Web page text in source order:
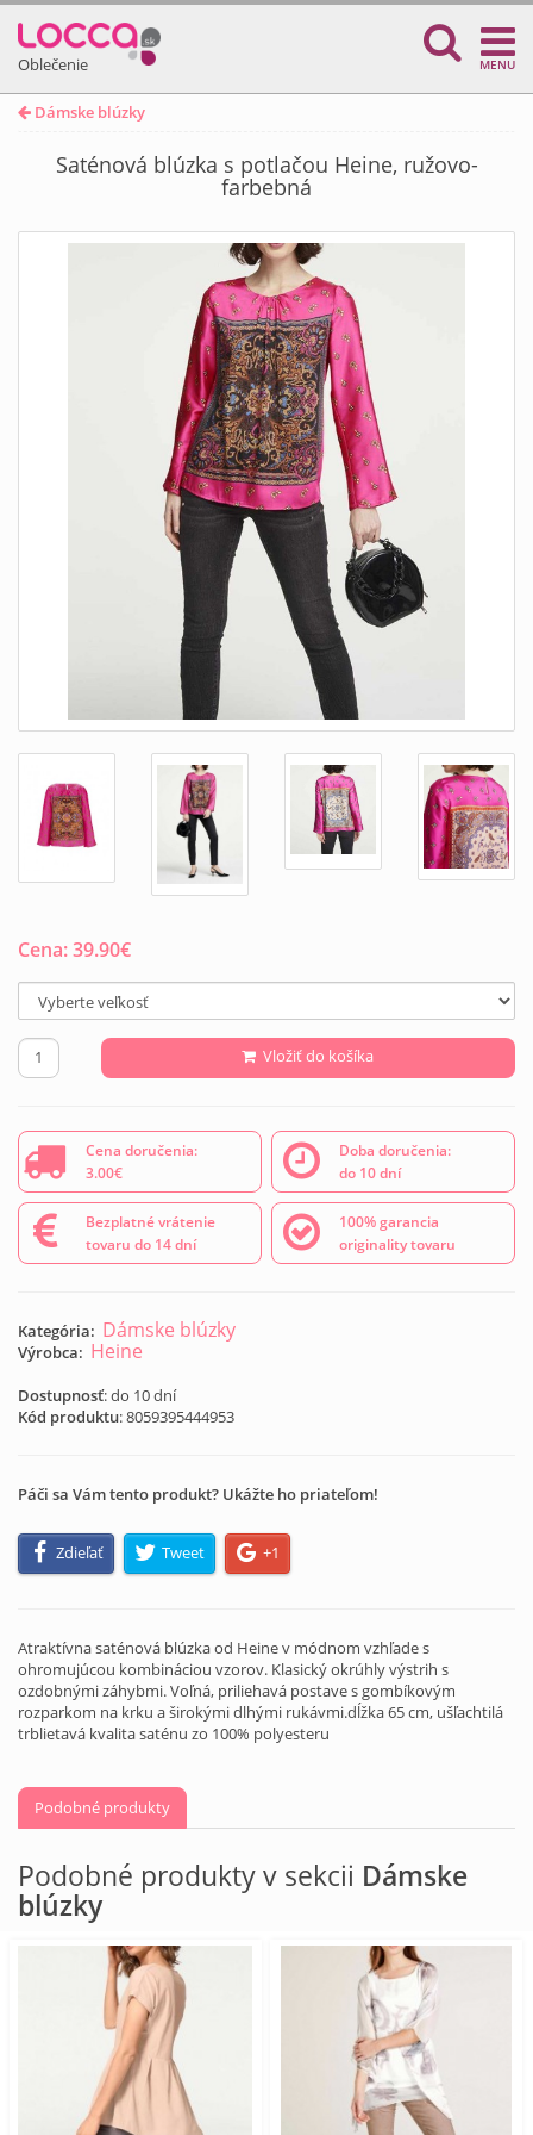
Oblečenie MENU
Dámske blúzky
Saténová blúzka s potlačou Heine, ružovo-
farbebná
Cena:39.90€
Vložiť do košíka
Cena doručenia:
3.00€
Doba doručenia:
do 10 dní
Bezplatné vrátenie
tovaru do 14 dní
100% garancia
originality tovaru
Kategória: Dámske blúzky
Výrobca: Heine
Dostupnosť: do 10 dní
Kód produktu:8059395444953
Páči sa Vám tento produkt? Ukážte ho priateľom!
Zdieľať Tweet +1
Atraktívna saténová blúzka od Heine v módnom vzhľade s
ohromujúcou kombináciou vzorov. Klasický okrúhly výstrih s
ozdobnými záhybmi. Voľná, priliehavá postave s gombíkovým
rozparkom na krku a širokými dlhými rukávmi.dĺžka 65 cm, ušľachtilá
trblietavá kvalita saténu zo 100% polyesteru
Podobné produkty
Podobné produkty v sekcii Dámske
blúzky